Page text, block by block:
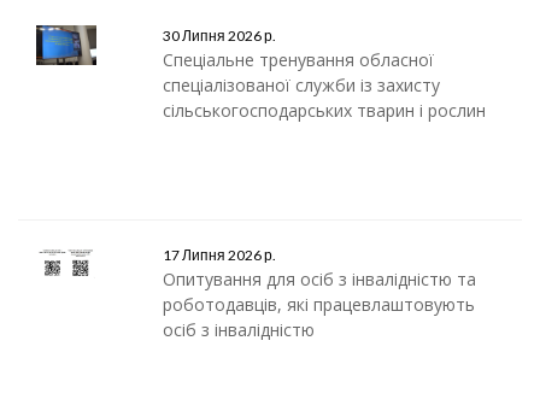
30 Липня 2026 р.
Спеціальне тренування обласної
спеціалізованої служби із захисту
сільськогосподарських тварин і рослин
17 Липня 2026 р.
Опитування для осіб з інвалідністю та
роботодавців, які працевлаштовують
осіб з інвалідністю